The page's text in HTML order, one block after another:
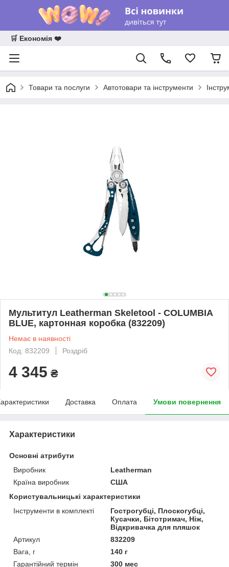
🛒 Економія ❤️
Товари та послуги Автотовари та інструменти
Мультитул Leatherman Skeletool - COLUMBIA
BLUE, картонная коробка (832209)
Немає в наявності
Код: 832209
Роздріб
4 345 ₴
Доставка Оплата Умови повернення
Характеристики
Основні атрибути
Виробник
Leatherman
Країна виробник
США
Користувальницькі характеристики
Інструменти в комплекті
Гострогубці, Плоскогубці,
Кусачки, Бітотримач, Ніж,
Відкривачка для пляшок
Артикул
832209
Вага, г
140 г
Гарантійний термін
300 мес